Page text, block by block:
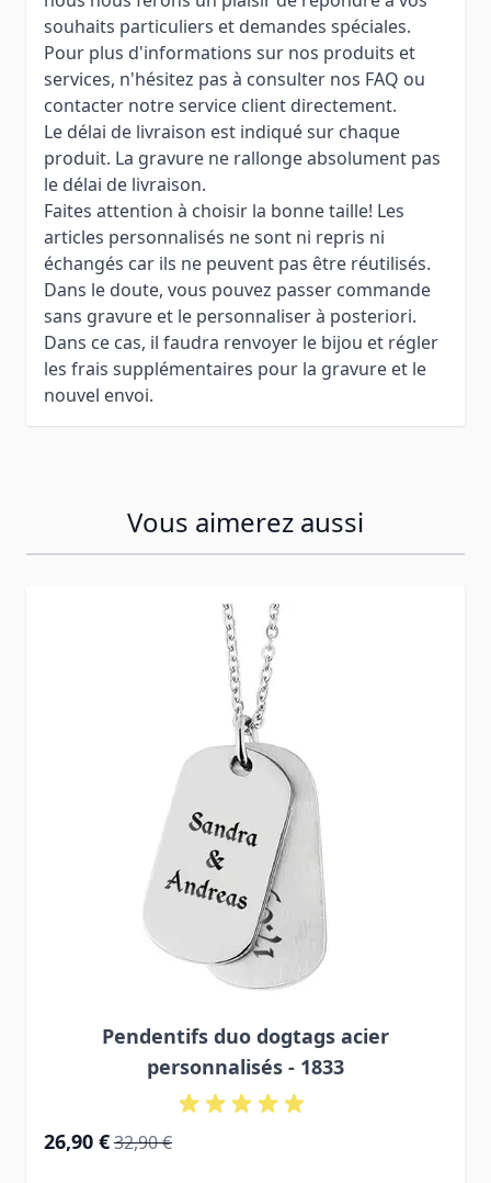
souhaits particuliers et demandes spéciales.
Pour plus d'informations sur nos produits et
services, n'hésitez pas à consulter nos FAQ ou
contacter notre service client directement.
Le délai de livraison est indiqué sur chaque
produit. La gravure ne rallonge absolument pas
le délai de livraison.
Faites attention à choisir la bonne taille! Les
articles personnalisés ne sont ni repris ni
échangés car ils ne peuvent pas être réutilisés.
Dans le doute, vous pouvez passer commande
sans gravure et le personnaliser à posteriori.
Dans ce cas, il faudra renvoyer le bijou et régler
les frais supplémentaires pour la gravure et le
nouvel envoi.
Vous aimerez aussi
Pendentifs duo dogtags acier
personnalisés - 1833
Prix Spécial
26,90 € Prix normal
32,90 €